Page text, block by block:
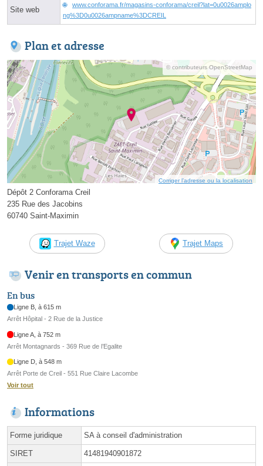
Site web
www.conforama.fr/magasins-conforama/creil?lat=0u0026amplo
ng%3D0u0026ampname%3DCREIL
Plan et adresse
© contributeurs OpenStreetMap
Corriger l’adresse ou la localisation
Dépôt 2 Conforama Creil
235 Rue des Jacobins
60740 Saint-Maximin
Trajet Waze Trajet Maps
Venir en transports en commun
En bus
Ligne B, à 615 m
Arrêt Hôpital - 2 Rue de la Justice
Ligne A, à 752 m
Arrêt Montagnards - 369 Rue de l’Egalite
Ligne D, à 548 m
Arrêt Porte de Creil - 551 Rue Claire Lacombe
Voir tout
Informations
Forme juridique SA à conseil d'administration
SIRET 41481940901872